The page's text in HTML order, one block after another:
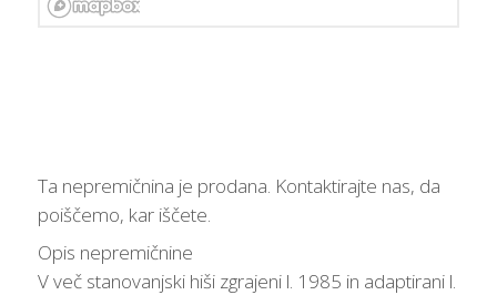
Ta nepremičnina je prodana. Kontaktirajte nas, da
poiščemo, kar iščete.
Opis nepremičnine
V več stanovanjski hiši zgrajeni l. 1985 in adaptirani l.